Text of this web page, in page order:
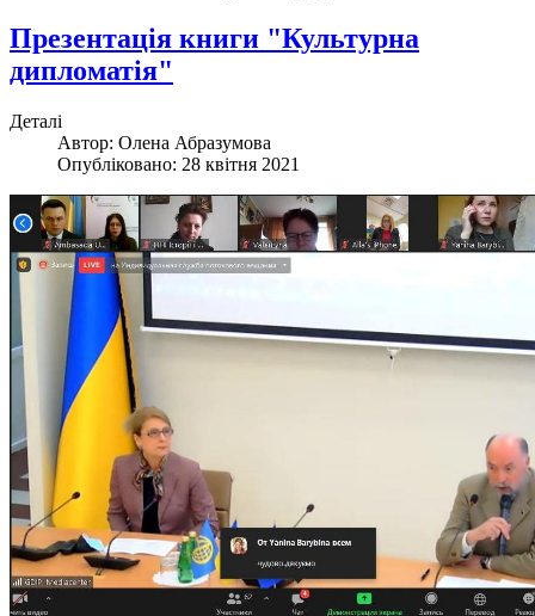
Презентація книги "Культурна
дипломатія"
Деталі
Автор: Олена Абразумова
Опубліковано: 28 квітня 2021